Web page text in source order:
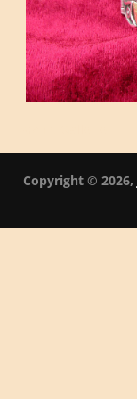
Copyright © 2026,